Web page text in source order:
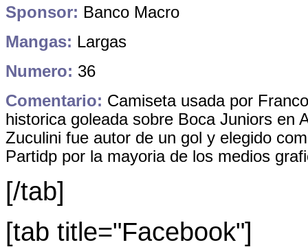
Sponsor: Banco Macro
Mangas: Largas
Numero: 36
Comentario: Camiseta usada por
historica goleada sobre Boca Juniors en
Zuculini fue autor de un gol y elegido
Partidp por la mayoria de los medios
[/tab]
[tab title="Facebook"]